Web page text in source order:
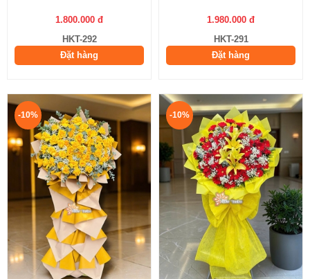
1.800.000 đ
HKT-292
Đặt hàng
1.980.000 đ
HKT-291
Đặt hàng
-10% -10%